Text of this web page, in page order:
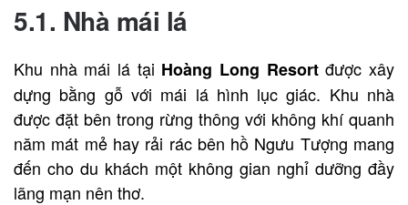
5.1. Nhà mái lá
Khu nhà mái lá tại Hoàng Long Resortđược xây
dựng bằng gỗ với mái lá hình lục giác. Khu nhà
được đặt bên trong rừng thông với không khí quanh
năm mát mẻ hay rải rác bên hồ Ngưu Tượng mang
đến cho du khách một không gian nghỉ dưỡng đầy
lãng mạn nên thơ.